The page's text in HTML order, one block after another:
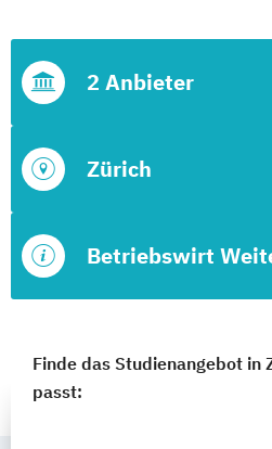
Betriebswirt
Zürich
2 Anbieter
Finde das Studienangebot in
passt: